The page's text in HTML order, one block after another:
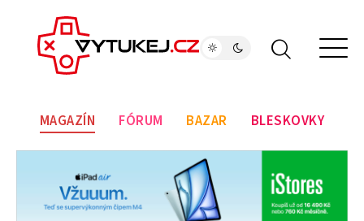
MAGAZÍN FÓRUM BAZAR BLESKOVKY